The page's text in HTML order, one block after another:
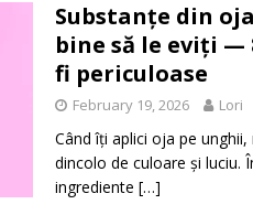
Substanțe din
bine să le eviți
fi periculoase
February 19, 2026 Lori
Când îți aplici oja pe
dincolo de culoare și luciu.
ingrediente […]